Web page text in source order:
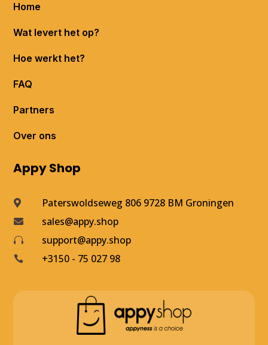
Home
Wat levert het op?
Hoe werkt het?
FAQ
Partners
Over ons
Appy Shop
 Paterswoldseweg 806 9728 BM Groningen
 sales@appy.shop
 support@appy.shop
 +3150 - 75 027 98